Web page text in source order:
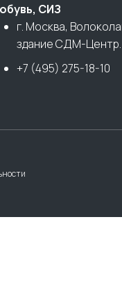
обувь, СИЗ
г. Москва,
здание СДМ-Центр.
+7 (495) 275-18-10